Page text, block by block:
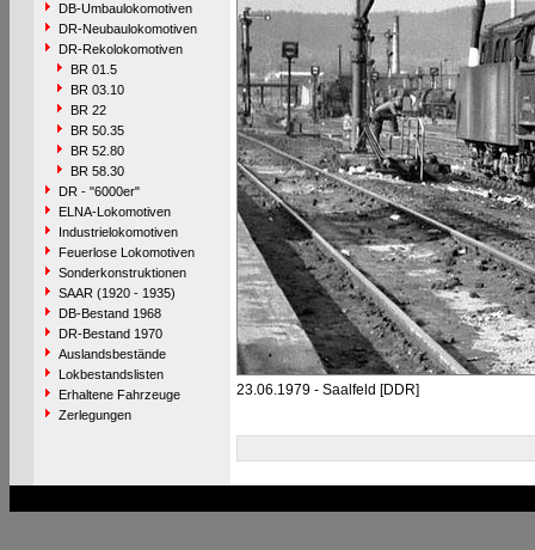
DB-Umbaulokomotiven
DR-Neubaulokomotiven
DR-Rekolokomotiven
BR 01.5
BR 03.10
BR 22
BR 50.35
BR 52.80
BR 58.30
DR - "6000er"
ELNA-Lokomotiven
Industrielokomotiven
Feuerlose Lokomotiven
Sonderkonstruktionen
SAAR (1920 - 1935)
DB-Bestand 1968
DR-Bestand 1970
Auslandsbestände
Lokbestandslisten
Erhaltene Fahrzeuge
Zerlegungen
23.06.1979 - Saalfeld [DDR]